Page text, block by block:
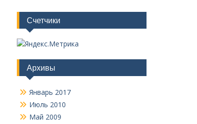
Счетчики
Архивы
Январь 2017
Июль 2010
Май 2009